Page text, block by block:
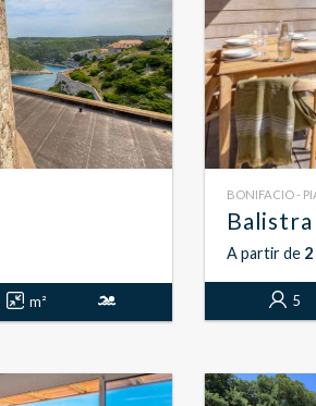
m²
BONIFACIO -
Balistra
A partir de
5